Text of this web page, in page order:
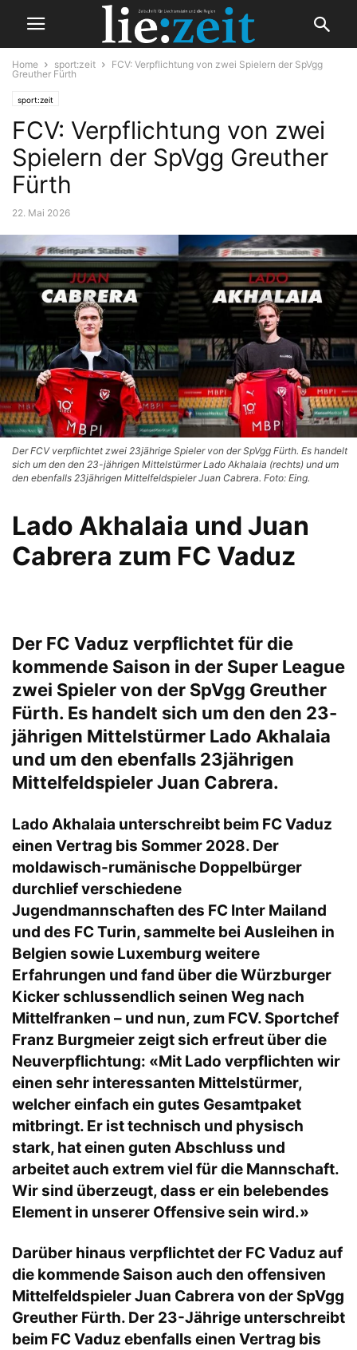
Home sport:zeit
FCV: Verpflichtung von zwei Spielern der SpVgg
Greuther Fürth
sport:zeit
FCV: Verpflichtung von zwei
Spielern der SpVgg Greuther
Fürth
22. Mai 2026
Der FCV verpflichtet zwei 23jährige Spieler von der SpVgg Fürth. Es handelt
sich um den den 23-jährigen Mittelstürmer Lado Akhalaia (rechts) und um
den ebenfalls 23jährigen Mittelfeldspieler Juan Cabrera. Foto: Eing.
Lado Akhalaia und Juan
Cabrera zum FC Vaduz
Der FC Vaduz verpflichtet für die
kommende Saison in der Super League
zwei Spieler von der SpVgg Greuther
Fürth. Es handelt sich um den den 23-
jährigen Mittelstürmer Lado Akhalaia
und um den ebenfalls 23jährigen
Mittelfeldspieler Juan Cabrera.
Lado Akhalaia unterschreibt beim FC Vaduz
einen Vertrag bis Sommer 2028. Der
moldawisch-rumänische Doppelbürger
durchlief verschiedene
Jugendmannschaften des FC Inter Mailand
und des FC Turin, sammelte bei Ausleihen in
Belgien sowie Luxemburg weitere
Erfahrungen und fand über die Würzburger
Kicker schlussendlich seinen Weg nach
Mittelfranken – und nun, zum FCV. Sportchef
Franz Burgmeier zeigt sich erfreut über die
Neuverpflichtung: «Mit Lado verpflichten wir
einen sehr interessanten Mittelstürmer,
welcher einfach ein gutes Gesamtpaket
mitbringt. Er ist technisch und physisch
stark, hat einen guten Abschluss und
arbeitet auch extrem viel für die Mannschaft.
Wir sind überzeugt, dass er ein belebendes
Element in unserer Offensive sein wird.»
Darüber hinaus verpflichtet der FC Vaduz auf
die kommende Saison auch den offensiven
Mittelfeldspieler Juan Cabrera von der SpVgg
Greuther Fürth. Der 23-Jährige unterschreibt
beim FC Vaduz ebenfalls einen Vertrag bis